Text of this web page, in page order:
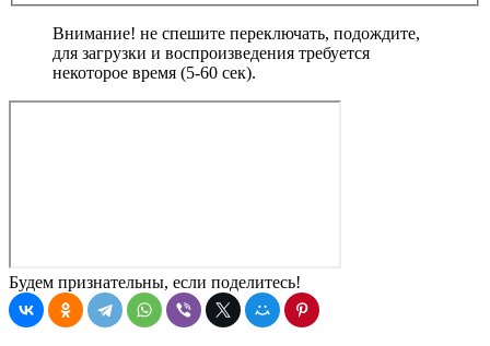
Внимание! не спешите переключать, подождите,
для загрузки и воспроизведения требуется
некоторое время (5-60 сек).
Будем признательны, если поделитесь!